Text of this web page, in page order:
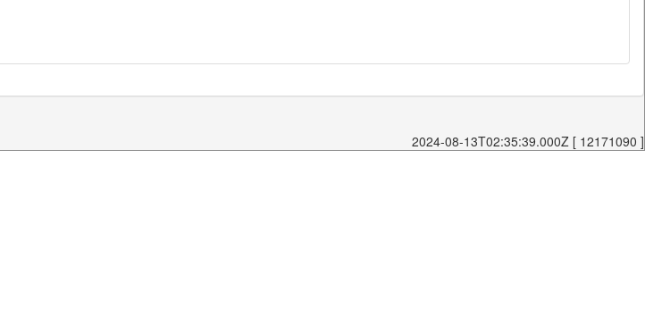
2024-08-13T02:35:39.000Z [ 12171090 ]